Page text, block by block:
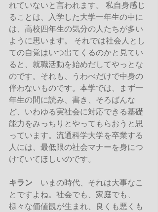
れていないと言われます。 私自身感じ
ることは、入学した大学一年生の中に
は、高校四年生の気分の人たちが多い
ように思います。 それでは社会人とし
ての自覚はいつ出てくるのかと見てい
ると、就職活動を始めだしてやっとな
のです。それも、うわべだけで中身の
伴わないものです。本学では、まず一
年生の間に読み、書き、そろばんな
ど、いわゆる実社会に対応できる基礎
能力をみっちりとやってもらおうと思
っています。流通科学大学を卒業する
人には、最低限の社会マナーを身につ
けていてほしいのです。
キラン いまの時代、それは大事なこ
とですよね。社会でも、家庭でも、
様々な価値観が生まれ、良くも悪くも